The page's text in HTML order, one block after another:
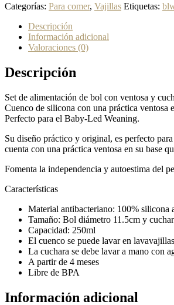
Categorías: Para comer, Vajillas Etiquetas:
Descripción
Información adicional
Valoraciones (0)
Descripción
Set de alimentación de bol con ventosa y
Cuenco de silicona con una práctica ventosa
Perfecto para el Baby-Led Weaning.
Su diseño práctico y original, es perfecto
cuenta con una práctica ventosa en su base
Fomenta la independencia y autoestima del
Características
Material antibacteriano: 100% silicona
Tamaño: Bol diámetro 11.5cm y
Capacidad: 250ml
El cuenco se puede lavar en
La cuchara se debe lavar a mano con
A partir de 4 meses
Libre de BPA
Información adicional